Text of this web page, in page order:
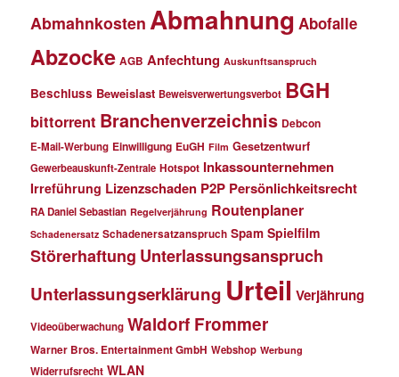
Abmahnkosten Abmahnung Abofalle
Abzocke AGB Anfechtung Auskunftsanspruch
Beschluss Beweislast Beweisverwertungsverbot BGH
bittorrent Branchenverzeichnis Debcon
E-Mail-Werbung Einwilligung EuGH Film Gesetzentwurf
Gewerbeauskunft-Zentrale Hotspot Inkassounternehmen
Irreführung Lizenzschaden P2P Persönlichkeitsrecht
RA Daniel Sebastian Regelverjährung Routenplaner
Schadenersatz Schadenersatzanspruch Spam Spielfilm
Störerhaftung Unterlassungsanspruch
Unterlassungserklärung Urteil Verjährung
Videoüberwachung Waldorf Frommer
Warner Bros. Entertainment GmbH Webshop Werbung
Widerrufsrecht WLAN